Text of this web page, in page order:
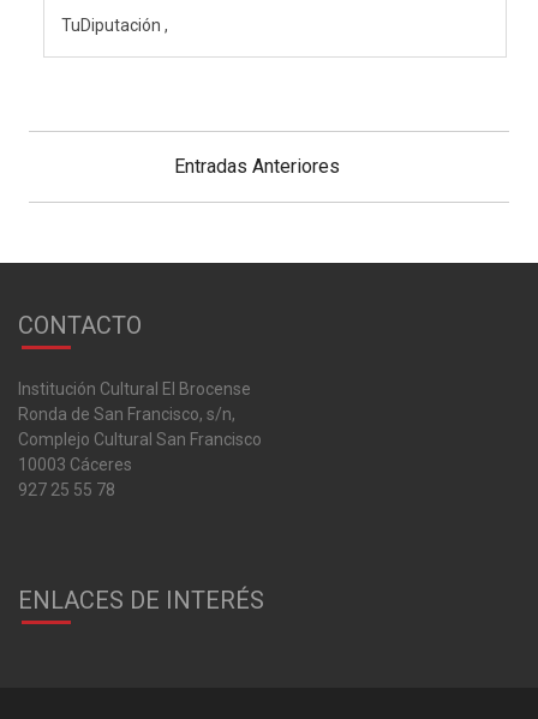
TuDiputación
Navegación
Entradas Anteriores
CONTACTO
Institución Cultural El Brocense
Ronda de San Francisco, s/n,
Complejo Cultural San Francisco
10003 Cáceres
927 25 55 78
ENLACES DE INTERÉS